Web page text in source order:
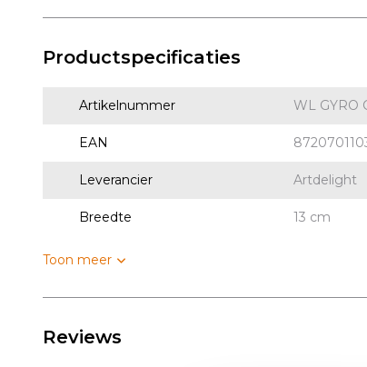
Productspecificaties
Artikelnummer WL GYRO
EAN
Leverancier Artdelight
Breedte 13 cm
Toon meer
Reviews